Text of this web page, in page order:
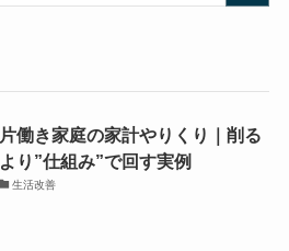
片働き家庭の家計やりくり｜削る
より”仕組み”で回す実例
生活改善